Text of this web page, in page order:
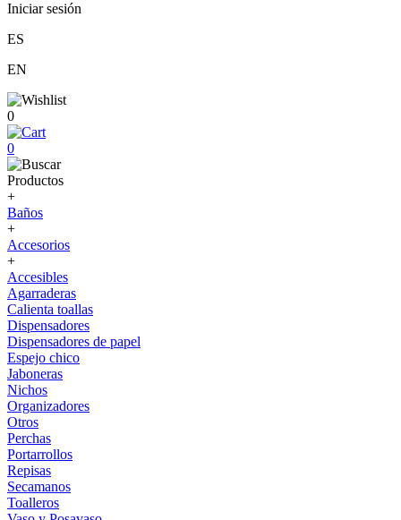
Iniciar sesión
ES
EN
0
0
Productos
+
Baños
+
Accesorios
+
Accesibles
Agarraderas
Calienta toallas
Dispensadores
Dispensadores de papel
Espejo chico
Jaboneras
Nichos
Organizadores
Otros
Perchas
Portarrollos
Repisas
Secamanos
Toalleros